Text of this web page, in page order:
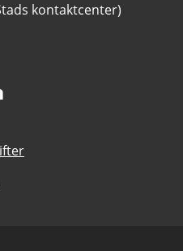
kontaktcenter)